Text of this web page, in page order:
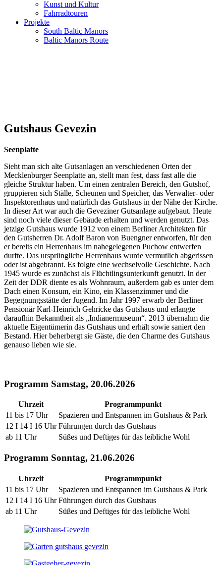
Kunst und Kultur
Fahrradtouren
Projekte
South Baltic Manors
Baltic Manors Route
Gutshaus Gevezin
Seenplatte
Sieht man sich alte Gutsanlagen an verschiedenen Orten der
Mecklenburger Seenplatte an, stellt man fest, dass fast alle die
gleiche Struktur haben. Um einen zentralen Bereich, den Gutshof,
gruppieren sich Ställe, Scheunen und Speicher, das Verwalter- oder
Inspektorenhaus und natürlich das Gutshaus in der Nähe der Kirche.
In dieser Art war auch die Geveziner Gutsanlage aufgebaut. Heute
sind noch viele dieser Gebäude erhalten und werden genutzt. Das
jetzige Gutshaus wurde 1912 von einem Berliner Architekten für
den Gutsherren Dr. Adolf Baron von Buengner entworfen, für den
er bereits ein Herrenhaus im nahegelegenen Puchow entwerfen
durfte. Das ursprüngliche Herrenhaus wurde vermutlich abgerissen
oder ist abgebrannt. Es folgte eine wechselvolle Geschichte. Nach
1945 wurde es zunächst als Flüchtlingsunterkunft genutzt. In der
Zeit der DDR diente es als Wohnraum, außerdem gab es unter dem
Dach einen Konsum, ein Kino, ein Klassenzimmer und die
Begegnungsstätte der Jugend. Im Jahr 1997 erwarb der Berliner
Pensionär Karl-Heinrich Gehricke das Gutshaus und erlangte
daraufhin Bekanntheit als „Indianermuseum“. 2013 übernahm die
aktuelle Eigentümerin das Gutshaus und erhält sowie saniert den
Bestand. Hier beherbergt sie Gäste, die den Charme des Gutshaus
genauso lieben wie sie.
Programm Samstag, 20.06.2026
Uhrzeit
Programmpunkt
11 bis 17 Uhr
Spazieren und Entspannen im Gutshaus & Park
12 I 14 I 16 Uhr Führungen durch das Gutshaus
ab 11 Uhr
Süßes und Deftiges für das leibliche Wohl
Programm Sonntag, 21.06.2026
Uhrzeit
Programmpunkt
11 bis 17 Uhr
Spazieren und Entspannen im Gutshaus & Park
12 I 14 I 16 Uhr Führungen durch das Gutshaus
ab 11 Uhr
Süßes und Deftiges für das leibliche Wohl